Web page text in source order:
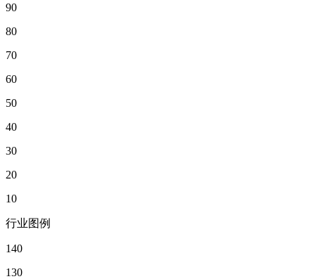
90
80
70
60
50
40
30
20
10
行业图例
140
130